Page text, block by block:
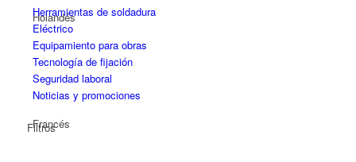
Holandés
Francés
Herramientas de soldadura
Eléctrico
Equipamiento para obras
Tecnología de fijación
Seguridad laboral
Noticias y promociones
Filtros